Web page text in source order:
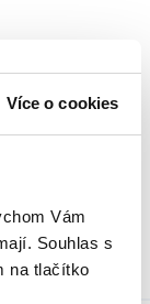
Více o cookies
Vám
Souhlas s
na tlačítko